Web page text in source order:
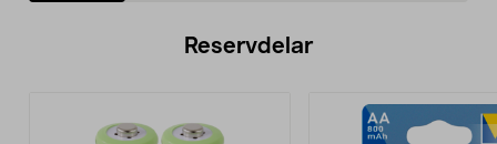
Reservdelar